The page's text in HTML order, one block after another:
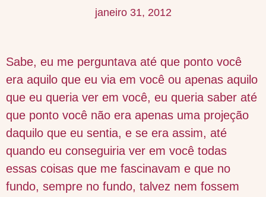
janeiro 31, 2012
Sabe, eu me perguntava até que ponto você
era aquilo que eu via em você ou apenas aquilo
que eu queria ver em você, eu queria saber até
que ponto você não era apenas uma projeção
daquilo que eu sentia, e se era assim, até
quando eu conseguiria ver em você todas
essas coisas que me fascinavam e que no
fundo, sempre no fundo, talvez nem fossem